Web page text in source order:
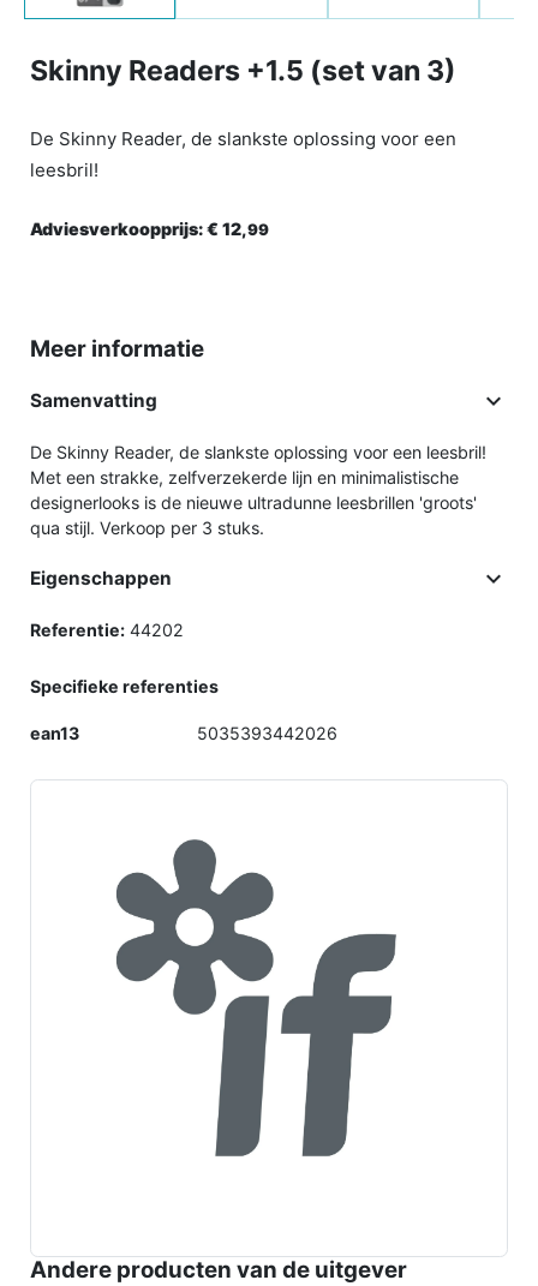
Skinny Readers +1.5 (set van 3)
De Skinny Reader, de slankste oplossing voor een
leesbril!
Adviesverkoopprijs:€ 12,99
Meer informatie
Samenvatting 
De Skinny Reader, de slankste oplossing voor een leesbril!
Met een strakke, zelfverzekerde lijn en minimalistische
designerlooks is de nieuwe ultradunne leesbrillen 'groots'
qua stijl. Verkoop per 3 stuks.
Eigenschappen 
Referentie: 44202
Specifieke referenties
ean13 5035393442026
Andere producten van de uitgever